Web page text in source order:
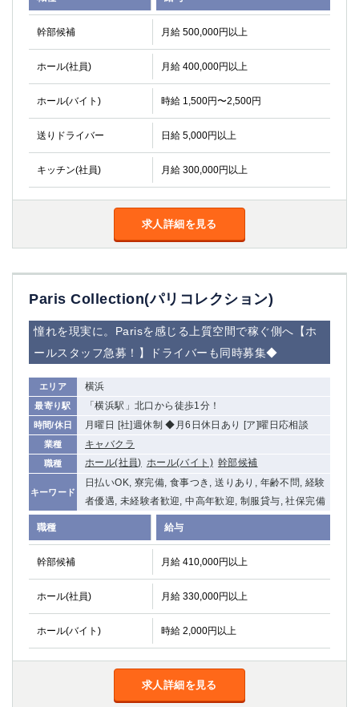
幹部候補 月給 500,000円以上
ホール(社員) 月給 400,000円以上
ホール(バイト) 時給 1,500円〜2,500円
送りドライバー 日給 5,000円以上
キッチン(社員) 月給 300,000円以上
求人詳細を見る
Paris Collection(パリコレクション)
憧れを現実に。Parisを感じる上質空間で稼ぐ側へ【ホ
ールスタッフ急募！】ドライバーも同時募集◆
エリア 横浜
最寄り駅 「横浜駅」北口から徒歩1分！
時間/休日 月曜日 [社]週休制 ◆月6日休日あり [ア]曜日応相談
業種 キャバクラ
職種 ホール(社員) ホール(バイト) 幹部候補
キーワード
日払いOK, 寮完備, 食事つき, 送りあり, 年齢不問, 経験
者優遇, 未経験者歓迎, 中高年歓迎, 制服貸与, 社保完備
職種 給与
幹部候補 月給 410,000円以上
ホール(社員) 月給 330,000円以上
ホール(バイト) 時給 2,000円以上
求人詳細を見る